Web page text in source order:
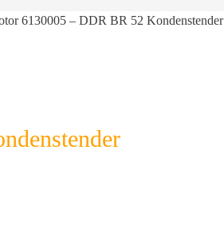
6130005 – DDR BR 52 Kondenstender